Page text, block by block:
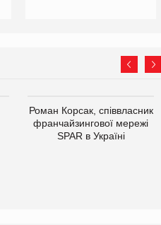
Роман Корсак, співвласник
франчайзингової мережі
SPAR в Україні